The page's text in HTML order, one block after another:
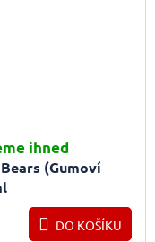
(Gumoví
ihned
DO KOŠÍKU